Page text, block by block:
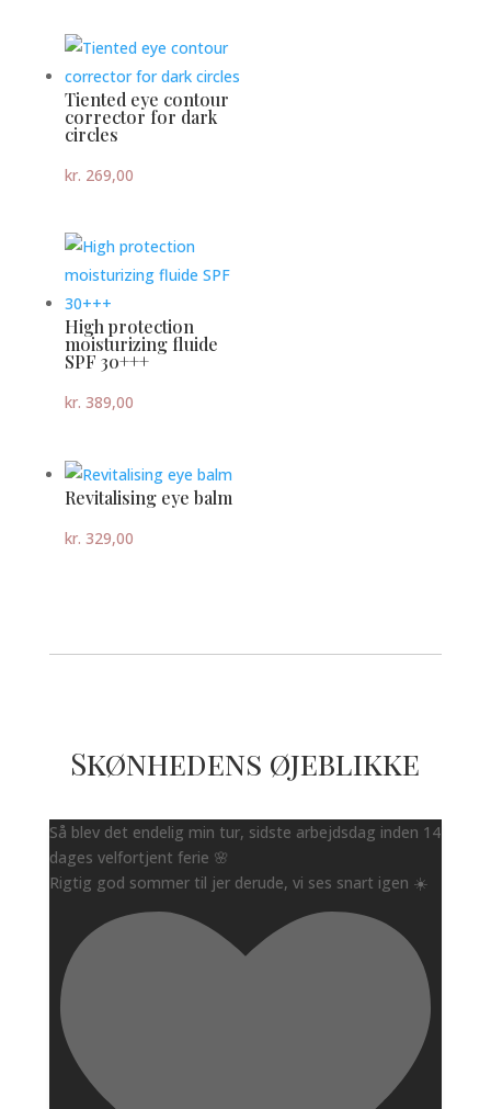
Tiented eye contour
corrector for dark
circles
kr. 269,00
High protection
moisturizing fluide
SPF 30+++
kr. 389,00
Revitalising eye balm
kr. 329,00
Skønhedens øjeblikke
Så blev det endelig min tur, sidste arbejdsdag inden 14
dages velfortjent ferie 🌸
Rigtig god sommer til jer derude, vi ses snart igen ☀️